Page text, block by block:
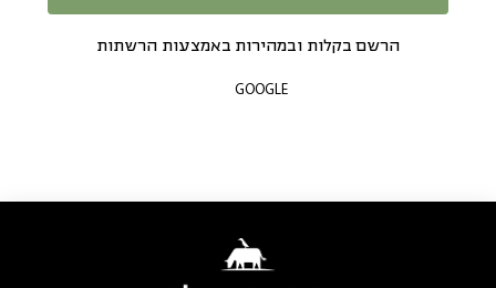
הרשם בקלות ובמהירות באמצעות הרשתות
GOOGLE